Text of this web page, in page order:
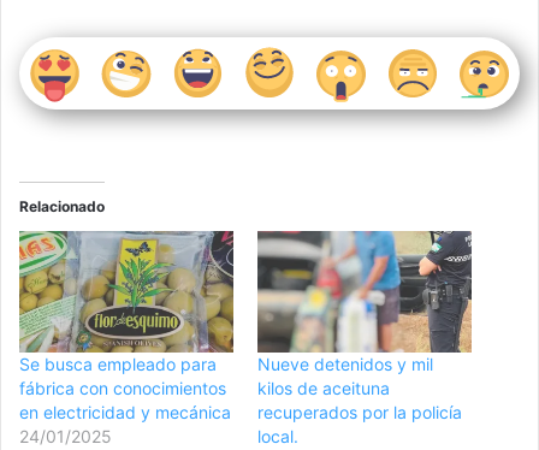
Relacionado
Se busca empleado para
fábrica con conocimientos
en electricidad y mecánica
24/01/2025
Nueve detenidos y mil
kilos de aceituna
recuperados por la policía
local.